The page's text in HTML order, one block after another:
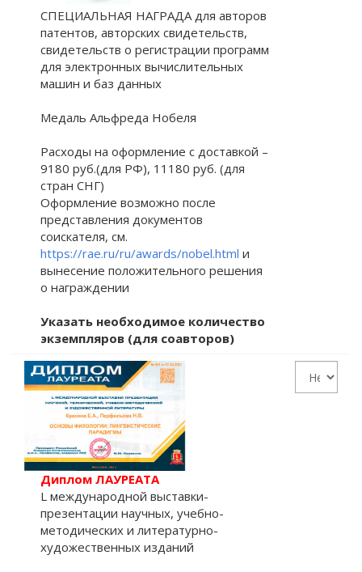
СПЕЦИАЛЬНАЯ НАГРАДА для авторов
патентов, авторских свидетельств,
свидетельств о регистрации программ
для электронных вычислительных
машин и баз данных
Медаль Альфреда Нобеля
Расходы на оформление с доставкой –
9180 руб.(для РФ), 11180 руб. (для
стран СНГ)
Оформление возможно после
представления документов
соискателя, см.
https://rae.ru/ru/awards/nobel.html и
вынесение положительного решения
о награждении
Указать необходимое количество
экземпляров (для соавторов)
Диплом ЛАУРЕАТА
L международной выставки-
презентации научных, учебно-
методических и литературно-
художественных изданий